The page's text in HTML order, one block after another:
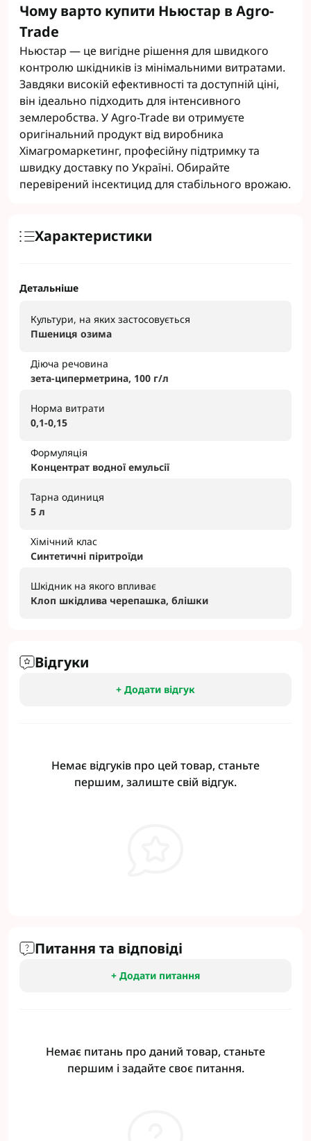
Чому варто купити Ньюстар в Agro-
Trade
Ньюстар — це вигідне рішення для швидкого
контролю шкідників із мінімальними витратами.
Завдяки високій ефективності та доступній ціні,
він ідеально підходить для інтенсивного
землеробства. У Agro-Trade ви отримуєте
оригінальний продукт від виробника
Хімагромаркетинг, професійну підтримку та
швидку доставку по Україні. Обирайте
перевірений інсектицид для стабільного врожаю.
Характеристики
Детальніше
Культури, на яких застосовується
Пшениця озима
Діюча речовина
зета-циперметрина, 100 г/л
Норма витрати
0,1-0,15
Формуляція
Концентрат водної емульсії
Тарна одиниця
5 л
Хімічний клас
Синтетичні піритроїди
Шкідник на якого впливає
Клоп шкідлива черепашка, блішки
Відгуки
+ Додати відгук
Немає відгуків про цей товар, станьте
першим, залиште свій відгук.
Питання та відповіді
+ Додати питання
Немає питань про даний товар, станьте
першим і задайте своє питання.